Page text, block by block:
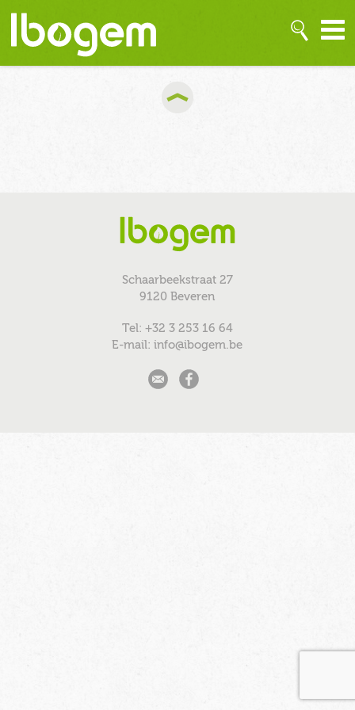
Schaarbeekstraat 27
9120 Beveren
Tel: +32 3 253 16 64
E-mail: info@ibogem.be